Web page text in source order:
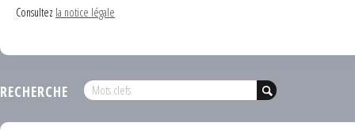
Consultez la notice légale
RECHERCHE